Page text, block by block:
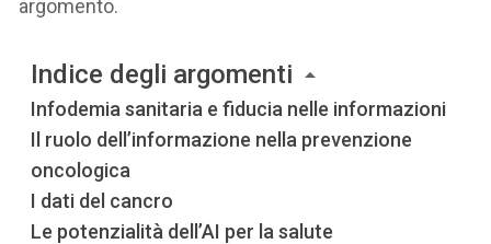
argomento.
Indice degli argomenti
Infodemia sanitaria e fiducia nelle informazioni
Il ruolo dell’informazione nella prevenzione
oncologica
I dati del cancro
Le potenzialità dell’AI per la salute